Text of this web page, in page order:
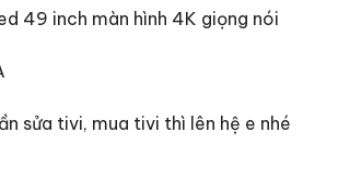
49 inch màn hình 4K giọng nói
sửa tivi, mua tivi thì lên hệ e nhé